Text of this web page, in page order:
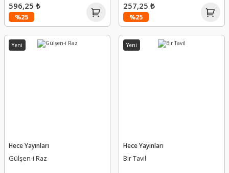
%25
596,25 ₺
%25
257,25 ₺
Yeni
Hece Yayınları
Gülşen-i Raz
Yeni
Hece Yayınları
Bir Tavil